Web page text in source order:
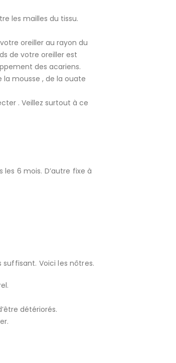
les mailles du tissu.
oreiller au rayon du
de votre oreiller est
des acariens.
mousse , de la ouate
. Veillez surtout à ce
6 mois. D’autre fixe à
Voici les nôtres.
détériorés.